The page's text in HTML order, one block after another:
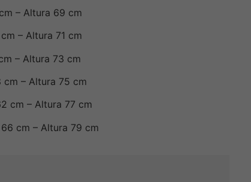
– Altura 69 cm
– Altura 71 cm
– Altura 73 cm
cm – Altura 75 cm
cm – Altura 77 cm
66 cm – Altura 79 cm